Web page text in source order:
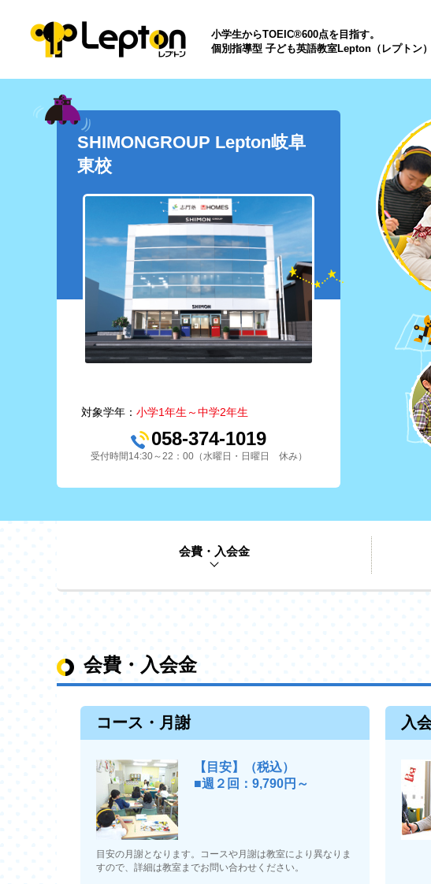
小学生からTOEIC®600点を目指す。
個別指導型 子ども英語教室Lepton（レプトン）
SHIMONGROUP Lepton岐阜
東校
対象学年： 小学1年生～中学2年生
058-374-1019
受付時間14:30～22：00（水曜日・日曜日 休み）
会費・入会金
会費・入会金
コース・月謝
【目安】（税込）
■週２回：9,790円～
目安の月謝となります。コースや月謝は教室により異なりま
すので、詳細は教室までお問い合わせください。
入